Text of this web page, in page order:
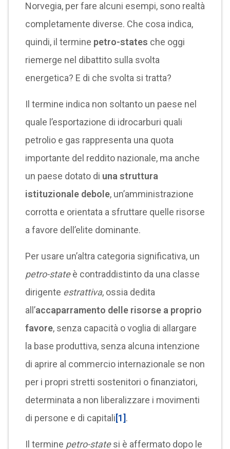
Norvegia, per fare alcuni esempi, sono realtà
completamente diverse. Che cosa indica,
quindi, il termine petro-states che oggi
riemerge nel dibattito sulla svolta
energetica? E di che svolta si tratta?
Il termine indica non soltanto un paese nel
quale l’esportazione di idrocarburi quali
petrolio e gas rappresenta una quota
importante del reddito nazionale, ma anche
un paese dotato di una struttura
istituzionale debole, un’amministrazione
corrotta e orientata a sfruttare quelle risorse
a favore dell’elite dominante.
Per usare un’altra categoria significativa, un
petro-stateè contraddistinto da una classe
dirigente estrattiva, ossia dedita
all’accaparramento delle risorse a proprio
favore, senza capacità o voglia di allargare
la base produttiva, senza alcuna intenzione
di aprire al commercio internazionale se non
per i propri stretti sostenitori o finanziatori,
determinata a non liberalizzare i movimenti
di persone e di capitali[1].
Il termine petro-statesi è affermato dopo le